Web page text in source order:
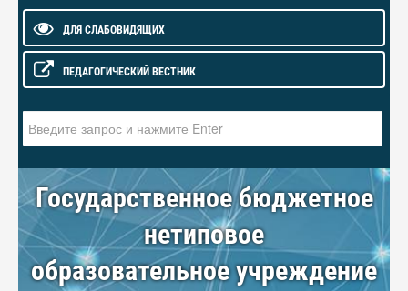
ДЛЯ СЛАБОВИДЯЩИХ
ПЕДАГОГИЧЕСКИЙ ВЕСТНИК
Государственное бюджетное
нетиповое
образовательное учреждение